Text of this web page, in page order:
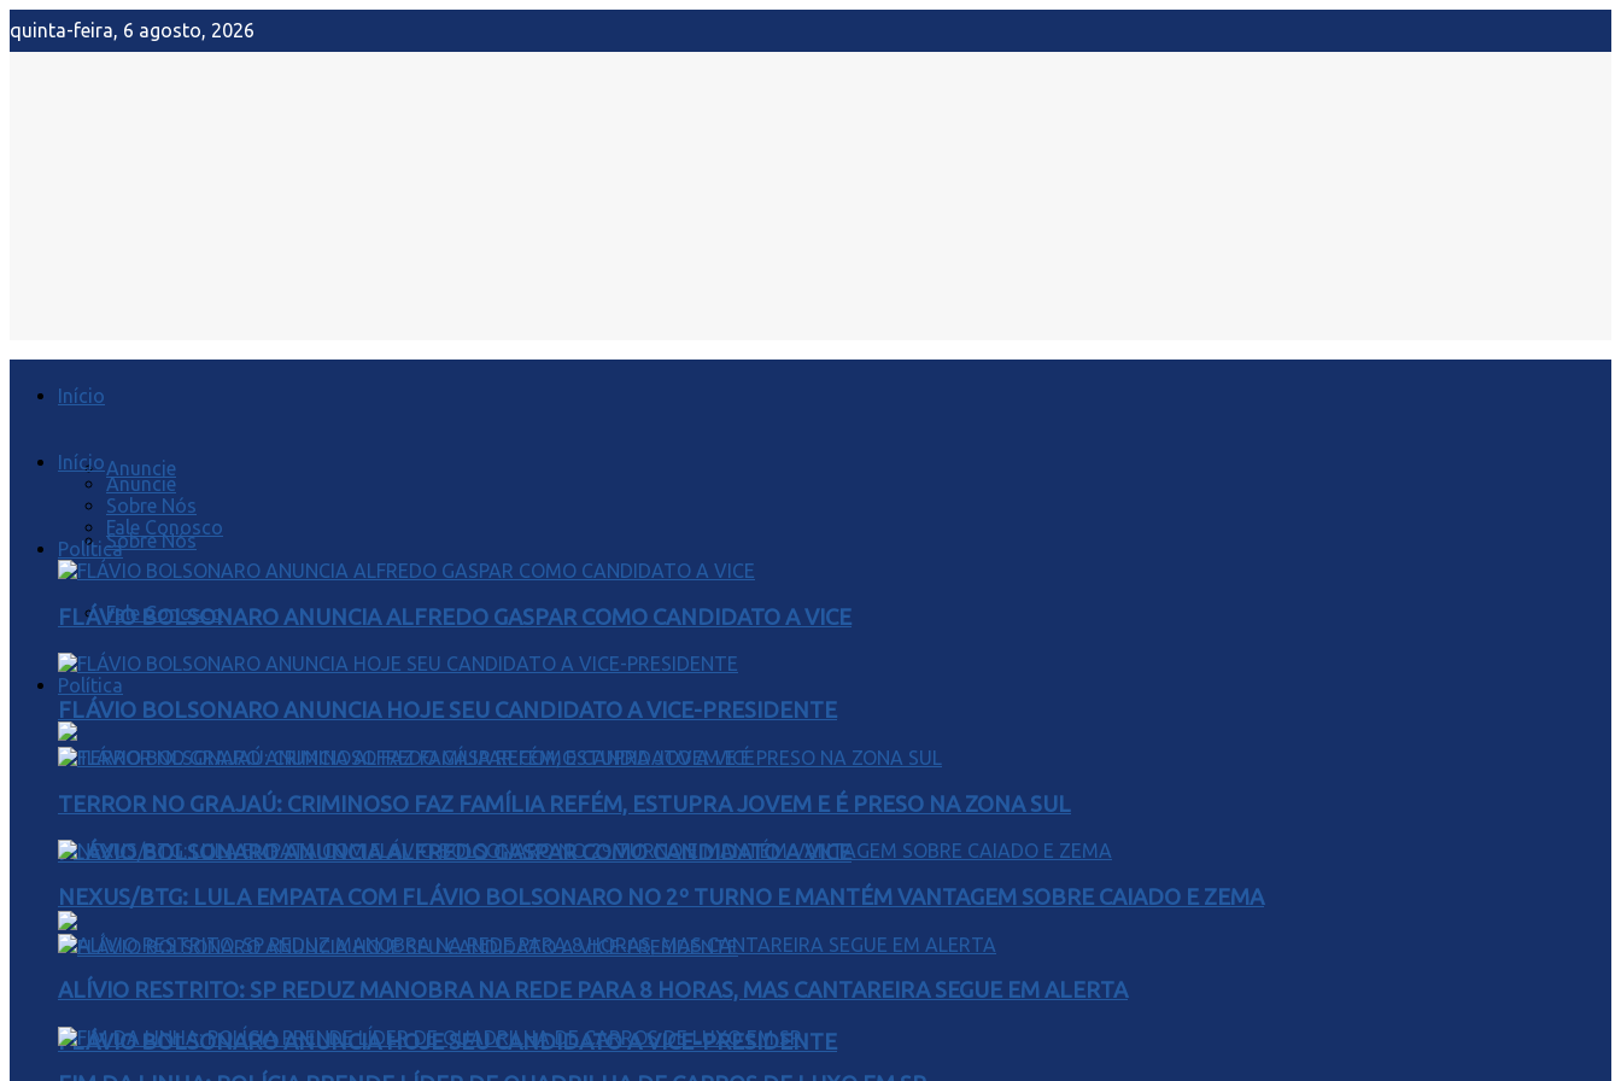
quinta-feira, 6 agosto, 2026
Início
Anuncie
Sobre Nós
Fale Conosco
Política
FLÁVIO BOLSONARO ANUNCIA ALFREDO GASPAR COMO CANDIDATO A VICE
FLÁVIO BOLSONARO ANUNCIA HOJE SEU CANDIDATO A VICE-PRESIDENTE
Início
Anuncie
Sobre Nós
Fale Conosco
Política
FLÁVIO BOLSONARO ANUNCIA ALFREDO GASPAR COMO CANDIDATO A VICE
FLÁVIO BOLSONARO ANUNCIA HOJE SEU CANDIDATO A VICE-PRESIDENTE
TERROR NO GRAJAÚ: CRIMINOSO FAZ FAMÍLIA REFÉM, ESTUPRA JOVEM E É PRESO NA ZONA SUL
NEXUS/BTG: LULA EMPATA COM FLÁVIO BOLSONARO NO 2º TURNO E MANTÉM VANTAGEM SOBRE CAIADO E ZEMA
ALÍVIO RESTRITO: SP REDUZ MANOBRA NA REDE PARA 8 HORAS, MAS CANTAREIRA SEGUE EM ALERTA